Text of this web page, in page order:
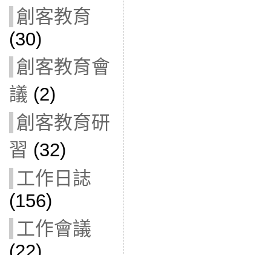
創客教育
(30)
創客教育會
議 (2)
創客教育研
習 (32)
工作日誌
(156)
工作會議